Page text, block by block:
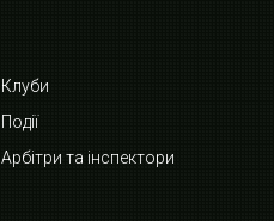
Клуби
Події
Арбітри та інспектори